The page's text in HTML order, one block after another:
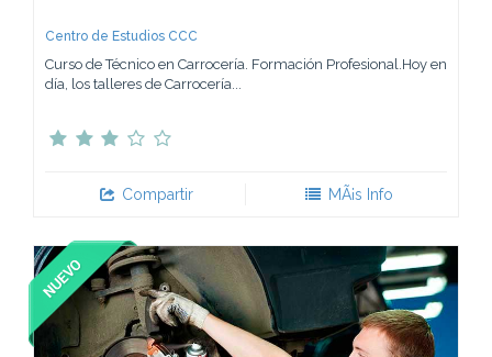
Centro de Estudios CCC
Curso de Técnico en Carrocería. Formación Profesional.Hoy en
día, los talleres de Carrocería...
Compartir MÃ¡s Info